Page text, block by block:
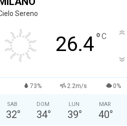
Sereno
26.4°C
73% 2.2m/s 0%
SAB
32°
DOM
34°
LUN
39°
MAR
40°